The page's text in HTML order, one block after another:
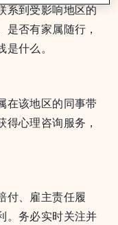
系到受影响地区的
否有家属随行，
什么。
在该地区的同事带
心理咨询服务，
付、雇主责任履
。务必实时关注并